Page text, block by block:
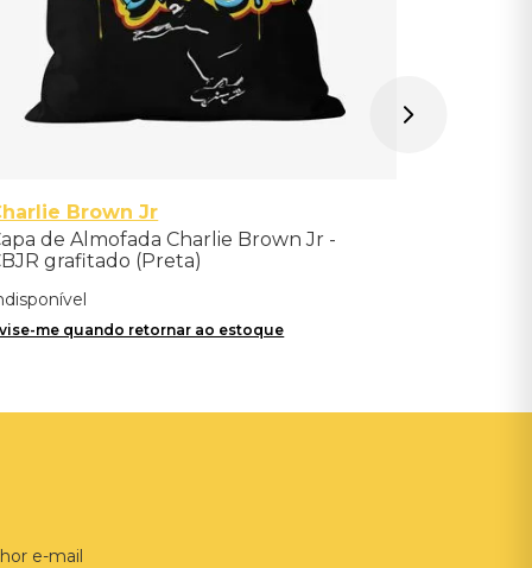
Brown Jr
de Almofada Charlie Brown Jr -
grafitado (Preta)
me quando retornar ao estoque
e-mail